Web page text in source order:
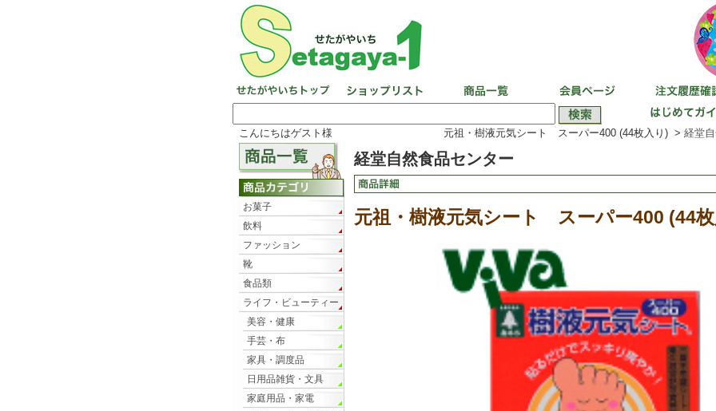
こんにちはゲスト様 元祖・樹液元気シート スーパー400 (44枚入り) > 経堂
経堂自然食品センター
元祖・樹液元気シート スーパー400 (44
お菓子
飲料
ファッション
靴
食品類
ライフ・ビューティー
美容・健康
手芸・布
家具・調度品
日用品雑貨・文具
家庭用品・家電